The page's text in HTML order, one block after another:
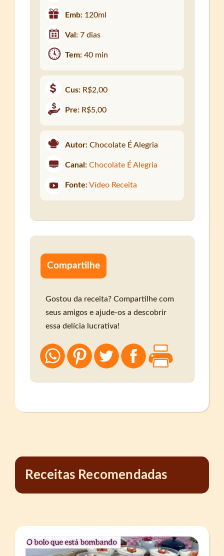
Emb: 120ml
Val:7 dias
Tem:40 min
Cus: R$2,00
Pre: R$5,00
Autor: Chocolate É Alegria
Canal: Chocolate É Alegria
Fonte: Vídeo Receita
Compartilhe
Gostou da receita? Compartilhe com
seus amigos e ajude-os a descobrir
essa delícia lucrativa!
Receitas Recomendadas